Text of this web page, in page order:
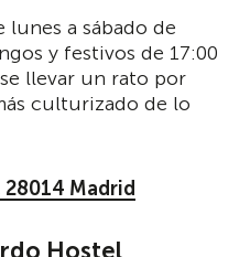
lunes a sábado de
y festivos de 17:00
llevar un rato por
culturizado de lo
28014 Madrid
Hostel